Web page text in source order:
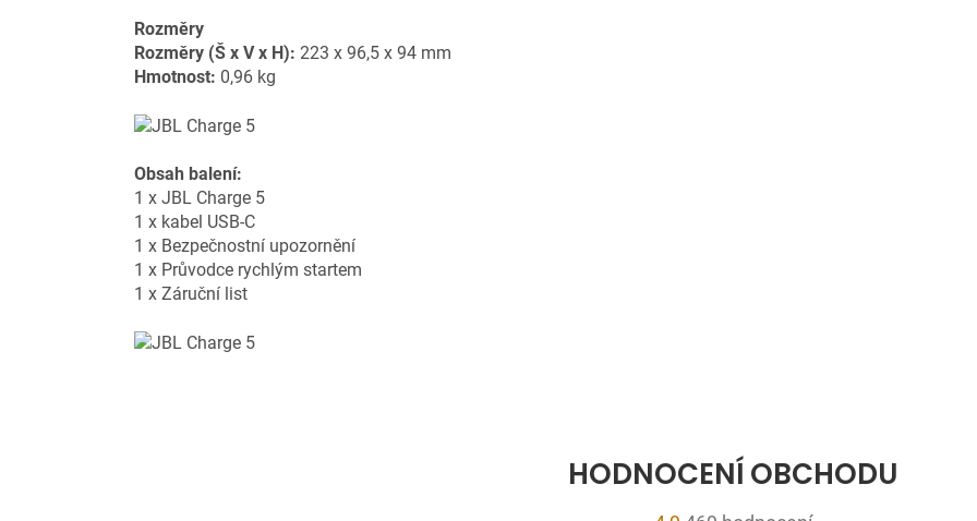
Rozměry
Rozměry (Š x V x H): 223 x 96,5 x 94 mm
Hmotnost: 0,96 kg
Obsah balení:
1 x JBL Charge 5
1 x kabel USB-C
1 x Bezpečnostní upozornění
1 x Průvodce rychlým startem
1 x Záruční list
HODNOCENÍ OBCHODU